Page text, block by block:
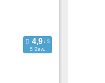
5 Bew.